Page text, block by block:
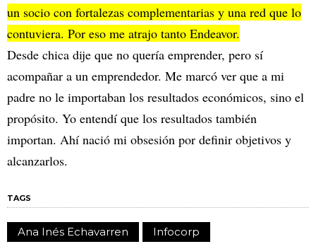
un socio con fortalezas complementarias y una red que lo
contuviera. Por eso me atrajo tanto Endeavor.
Desde chica dije que no quería emprender, pero sí
acompañar a un emprendedor. Me marcó ver que a mi
padre no le importaban los resultados económicos, sino el
propósito. Yo entendí que los resultados también
importan. Ahí nació mi obsesión por definir objetivos y
alcanzarlos.
TAGS
Ana Inés Echavarren Infocorp